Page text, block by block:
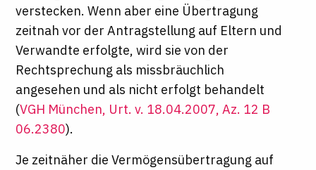
verstecken. Wenn aber eine Übertragung
zeitnah vor der Antragstellung auf Eltern und
Verwandte erfolgte, wird sie von der
Rechtsprechung als missbräuchlich
angesehen und als nicht erfolgt behandelt
(VGH München, Urt. v. 18.04.2007, Az. 12 B
06.2380).
Je zeitnäher die Vermögensübertragung auf